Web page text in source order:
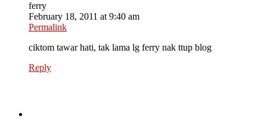
ferry
February 18, 2011 at 9:40 am
Permalink
ciktom tawar hati, tak lama lg ferry nak ttup blog
Reply